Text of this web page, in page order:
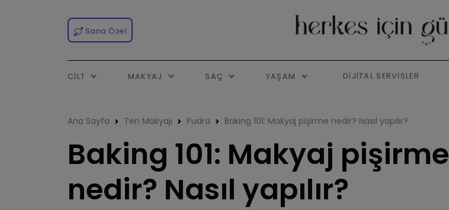
Sana Özel
CILT MAKYAJ SAÇ YAŞAM DIJITAL SERVISLER
Ana Sayfa Ten Makyajı Pudra Baking 101: Makyaj pişirme nedir? Nasıl yapılır?
Baking 101: Makyaj pişirme
nedir? Nasıl yapılır?